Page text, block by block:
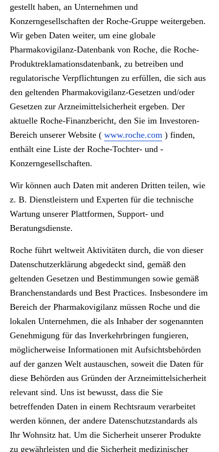
gestellt haben, an Unternehmen und
Konzerngesellschaften der Roche-Gruppe weitergeben.
Wir geben Daten weiter, um eine globale
Pharmakovigilanz-Datenbank von Roche, die Roche-
Produktreklamationsdatenbank, zu betreiben und
regulatorische Verpflichtungen zu erfüllen, die sich aus
den geltenden Pharmakovigilanz-Gesetzen und/oder
Gesetzen zur Arzneimittelsicherheit ergeben. Der
aktuelle Roche-Finanzbericht, den Sie im Investoren-
Bereich unserer Website ( www.roche.com ) finden,
enthält eine Liste der Roche-Tochter- und -
Konzerngesellschaften.
Wir können auch Daten mit anderen Dritten teilen, wie
z. B. Dienstleistern und Experten für die technische
Wartung unserer Plattformen, Support- und
Beratungsdienste.
Roche führt weltweit Aktivitäten durch, die von dieser
Datenschutzerklärung abgedeckt sind, gemäß den
geltenden Gesetzen und Bestimmungen sowie gemäß
Branchenstandards und Best Practices. Insbesondere im
Bereich der Pharmakovigilanz müssen Roche und die
lokalen Unternehmen, die als Inhaber der sogenannten
Genehmigung für das Inverkehrbringen fungieren,
möglicherweise Informationen mit Aufsichtsbehörden
auf der ganzen Welt austauschen, soweit die Daten für
diese Behörden aus Gründen der Arzneimittelsicherheit
relevant sind. Uns ist bewusst, dass die Sie
betreffenden Daten in einem Rechtsraum verarbeitet
werden können, der andere Datenschutzstandards als
Ihr Wohnsitz hat. Um die Sicherheit unserer Produkte
zu gewährleisten und die Sicherheit medizinischer